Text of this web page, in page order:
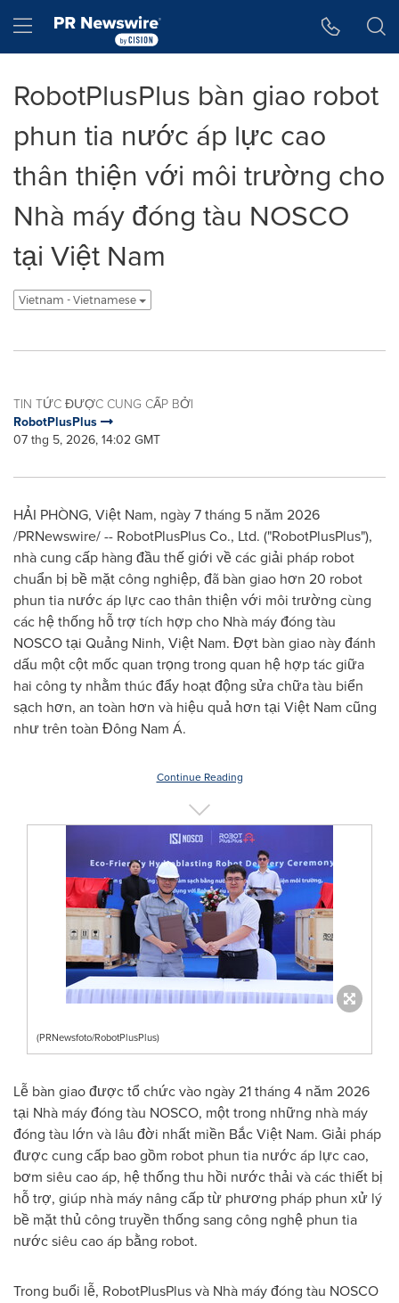
Hamburger menu
RobotPlusPlus bàn giao robot
phun tia nước áp lực cao
thân thiện với môi trường cho
Nhà máy đóng tàu NOSCO
tại Việt Nam
Vietnam - Vietnamese
TIN TỨC ĐƯỢC CUNG CẤP BỞI
RobotPlusPlus
07 thg 5, 2026, 14:02 GMT
HẢI PHÒNG, Việt Nam, ngày 7 tháng 5 năm 2026
/PRNewswire/ -- RobotPlusPlus Co., Ltd. ("RobotPlusPlus"),
nhà cung cấp hàng đầu thế giới về các giải pháp robot
chuẩn bị bề mặt công nghiệp, đã bàn giao hơn 20 robot
phun tia nước áp lực cao thân thiện với môi trường cùng
các hệ thống hỗ trợ tích hợp cho Nhà máy đóng tàu
NOSCO tại Quảng Ninh, Việt Nam. Đợt bàn giao này đánh
dấu một cột mốc quan trọng trong quan hệ hợp tác giữa
hai công ty nhằm thúc đẩy hoạt động sửa chữa tàu biển
sạch hơn, an toàn hơn và hiệu quả hơn tại Việt Nam cũng
như trên toàn Đông Nam Á.
Continue Reading
(PRNewsfoto/RobotPlusPlus)
Lễ bàn giao được tổ chức vào ngày 21 tháng 4 năm 2026
tại Nhà máy đóng tàu NOSCO, một trong những nhà máy
đóng tàu lớn và lâu đời nhất miền Bắc Việt Nam. Giải pháp
được cung cấp bao gồm robot phun tia nước áp lực cao,
bơm siêu cao áp, hệ thống thu hồi nước thải và các thiết bị
hỗ trợ, giúp nhà máy nâng cấp từ phương pháp phun xử lý
bề mặt thủ công truyền thống sang công nghệ phun tia
nước siêu cao áp bằng robot.
Trong buổi lễ, RobotPlusPlus và Nhà máy đóng tàu NOSCO